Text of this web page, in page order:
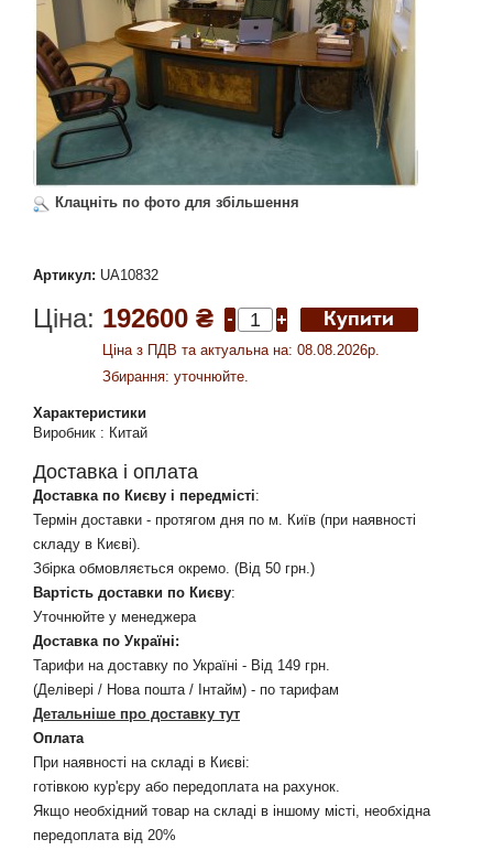
Клацніть по фото для збільшення
Артикул: UA10832
Ціна: 192600 ₴
Ціна з ПДВ та актуальна на: 08.08.2026р.
Збирання: уточнюйте.
Характеристики
Виробник : Китай
Доставка і оплата
Доставка по Києву і передмісті:
Термін доставки - протягом дня по м. Київ (при наявності
складу в Києві).
Збірка обмовляється окремо. (Від 50 грн.)
Вартість доставки по Києву:
Уточнюйте у менеджера
Доставка по Україні:
Тарифи на доставку по Україні - Від 149 грн.
(Делівері / Нова пошта / Інтайм) - по тарифам
Детальніше про доставку тут
Оплата
При наявності на складі в Києві:
готівкою кур'єру або передоплата на рахунок.
Якщо необхідний товар на складі в іншому місті, необхідна
передоплата від 20%